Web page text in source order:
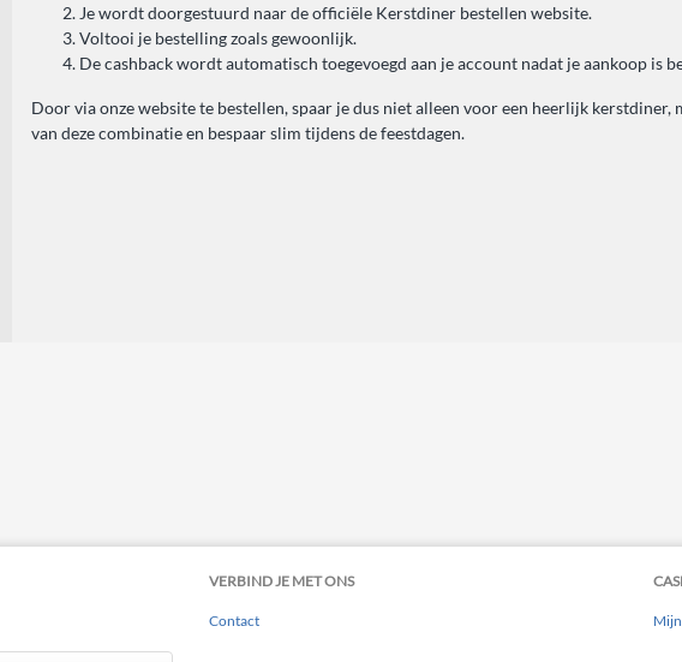
Je wordt doorgestuurd naar de officiële Kerstdiner bestellen website.
Voltooi je bestelling zoals gewoonlijk.
De cashback wordt automatisch toegevoegd aan je account nadat je aankoop is
Door via onze website te bestellen, spaar je dus niet alleen voor een heerlijk
van deze combinatie en bespaar slim tijdens de feestdagen.
VERBIND JE MET ONS
Contact